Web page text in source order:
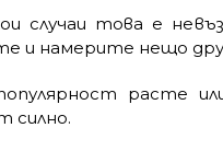
случаи това е
и намерите нещо
расте
силно.